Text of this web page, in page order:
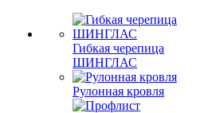
Гибкая черепица
ШИНГЛАС
Рулонная кровля